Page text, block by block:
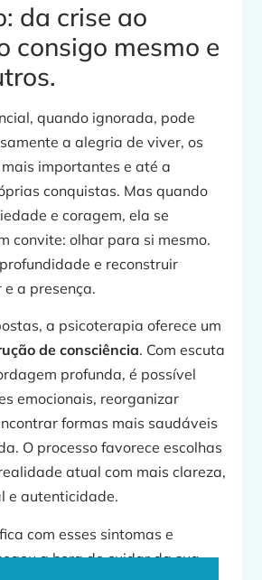
da crise ao
consigo mesmo e
quando ignorada, pode
a alegria de viver, os
importantes e até a
conquistas. Mas quando
e coragem, ela se
convite: olhar para si mesmo.
e reconstruir
a presença.
a psicoterapia oferece um
de consciência. Com escuta
profunda, é possível
emocionais, reorganizar
formas mais saudáveis
O processo favorece escolhas
atual com mais clareza,
e autenticidade.
com esses sintomas e
a hora de cuidar da sua